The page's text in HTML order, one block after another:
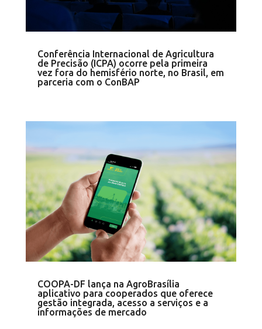
Conferência Internacional de Agricultura
de Precisão (ICPA) ocorre pela primeira
vez fora do hemisfério norte, no Brasil, em
parceria com o ConBAP
COOPA-DF lança na AgroBrasília
aplicativo para cooperados que oferece
gestão integrada, acesso a serviços e a
informações de mercado